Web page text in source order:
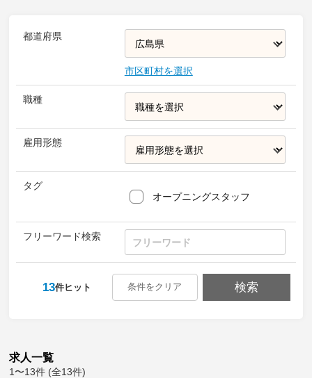
都道府県
市区町村を選択
職種
雇用形態
タグ
オープニングスタッフ
フリーワード検索
13件ヒット 条件をクリア 検索
求人一覧
1〜13件 (全13件)